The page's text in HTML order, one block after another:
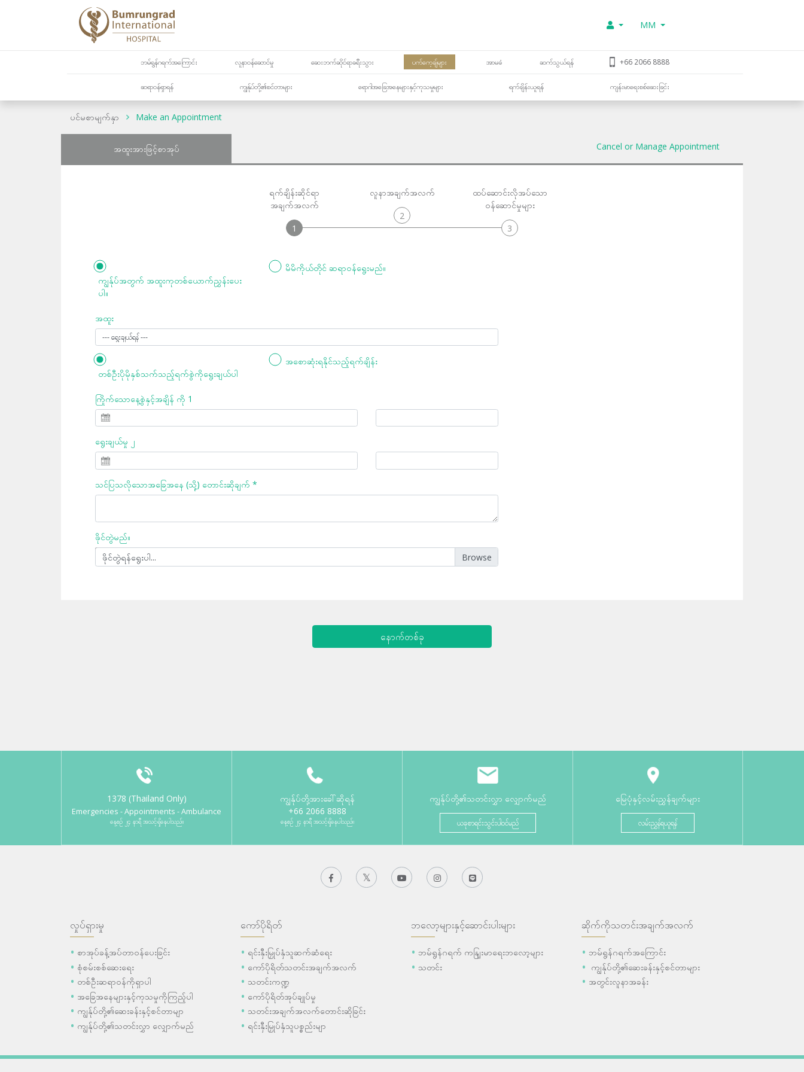
MM
ဘမ်ရွန်ဂရက်အကြောင်း လူနာဝန်ဆောင်မှု ဆေးဘက်ဆိုင်ရာခရီးသွား ပက်ကေ့ချ်များ အာမခံ ဆက်သွယ်ရန် +66 2066 8888
ဆရာဝန်ရှာရန် ကျွန်ုပ်တို့၏စင်တာများ ရောဂါအခြေအနေများနှင့်ကုသမှုများ ရက်ချိန်းယူရန် ကျန်းမာရေးစစ်ဆေးခြင်း
ပင်မစာမျက်နှာ Make an Appointment
အထူးအားဖြင့်စာအုပ် Cancel or Manage Appointment
ရက်ချိန်းဆိုင်ရာ
အချက်အလက်
1
လူနာအချက်အလက်
2
ထပ်ဆောင်းလိုအပ်သော
ဝန်ဆောင်မှုများ
3
ကျွန်ုပ်အတွက် အထူးကုတစ်ယောက်ညွှန်းပေး
ပါ။
မိမိကိုယ်တိုင် ဆရာဝန်ရွေးမည်။
အထူး
တစ်ဦးပိုမိုနှစ်သက်သည့်ရက်စွဲကိုရွေးချယ်ပါ
အစောဆုံးရနိုင်သည့်ရက်ချိန်း
ကြိုက်သောနေ့စွဲနှင့်အချိန် ကို 1
ရွေးချယ်မှု ၂
သင်ပြသလိုသောအခြေအနေ (သို့) တောင်းဆိုချက် *
ဖိုင်တွဲမည်။
ဖိုင်တွဲရန်ရွေးပါ...
နောက်တစ်ခု
1378 (Thailand Only)
Emergencies - Appointments - Ambulance
နေ့စဉ် ၂၄ နာရီ အသင့်ရှိနေပါသည်။
ကျွန်ုပ်တို့အားခေါ်ဆိုရန်
+66 2066 8888
နေ့စဉ် ၂၄ နာရီ အသင့်ရှိနေပါသည်။
ကျွန်ုပ်တို့၏သတင်းလွှာ လျှောက်မည်
ယခုစာရင်းသွင်းပါဝင်မည်
မြေပုံနှင့်လမ်းညွှန်ချက်များ
လမ်းညွှန်ရယူရန်
လှုပ်ရှားမှု
စာအုပ်ခန့်အပ်တာဝန်ပေးခြင်း
စုံစမ်းစစ်ဆေးရေး
တစ်ဦးဆရာဝန်ကိုရှာပါ
အခြေအနေများနှင့်ကုသမှုကိုကြည့်ပါ
ကျွန်ုပ်တို့၏ဆေးခန်းနှင့်စင်တာမျာ
ကျွန်ုပ်တို့၏သတင်းလွှာ လျှောက်မည်
ကော်ပိုရိတ်
ရင်းနှီးမြှုပ်နှံသူဆက်ဆံရေး
ကော်ပိုရိတ်သတင်းအချက်အလက်
သတင်းကဏ္ဍ
ကော်ပိုရိတ်အုပ်ချုပ်မှု
သတင်းအချက်အလက်တောင်းဆိုခြင်း
ရင်းနှီးမြှုပ်နှံသူပစ္စည်းမျာ
ဘလော့များနှင့်ဆောင်းပါးများ
ဘမ်ရွန်ဂရက် ကနျြးမာရေးဘလော့များ
သတင်း
ဆိုက်ကိုသတင်းအချက်အလက်
ဘမ်ရွန်ဂရက်အကြောင်း
ကျွန်ုပ်တို့၏ဆေးခန်းနှင့်စင်တာများ
အတွင်းလူနာအခန်း